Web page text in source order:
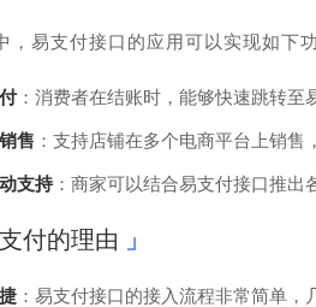
，易支付接口的应用可以实现如下功
：消费者在结账时，能够快速跳转至
售 ：支持店铺在多个电商平台上销售
支持：商家可以结合易支付接口推出
付的理由
：易支付接口的接入流程非常简单，